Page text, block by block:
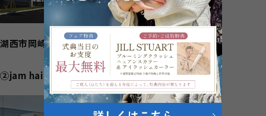
湖西市岡崎2590-9 TEL.0120-01-3207
②jam hair.K